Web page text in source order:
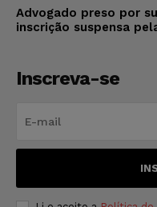
Advogado preso por
inscrição suspensa
Inscreva-se